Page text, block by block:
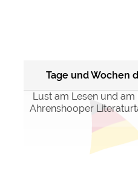
Tage und Wochen
Lust am Lesen und am
Ahrenshooper